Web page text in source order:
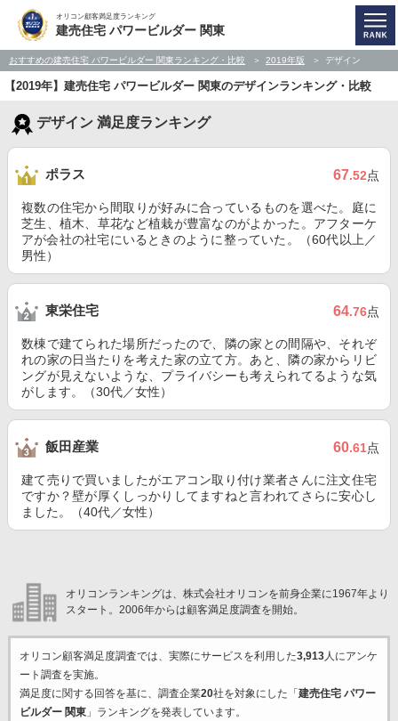
オリコン顧客満足度ランキング
建売住宅 パワービルダー 関東
おすすめの建売住宅 パワービルダー 関東ランキング・比較 2019年版 デザイン
【2019年】建売住宅 パワービルダー 関東のデザインランキング・比較
デザイン 満足度ランキング
ポラス 67.52点
複数の住宅から間取りが好みに合っているものを選べた。庭に
芝生、植木、草花など植栽が豊富なのがよかった。アフターケ
アが会社の社宅にいるときのように整っていた。（60代以上／
男性）
東栄住宅 64.76点
数棟で建てられた場所だったので、隣の家との間隔や、それぞ
れの家の日当たりを考えた家の立て方。あと、隣の家からリビ
ングが見えないような、プライバシーも考えられてるような気
がします。（30代／女性）
飯田産業 60.61点
建て売りで買いましたがエアコン取り付け業者さんに注文住宅
ですか？壁が厚くしっかりしてますねと言われてさらに安心し
ました。（40代／女性）
オリコンランキングは、株式会社オリコンを前身企業に1967年より
スタート。2006年からは顧客満足度調査を開始。
オリコン顧客満足度調査では、実際にサービスを利用した3,913人にアンケ
ート調査を実施。
満足度に関する回答を基に、調査企業20社を対象にした「 建売住宅 パワー
ビルダー 関東」ランキングを発表しています。